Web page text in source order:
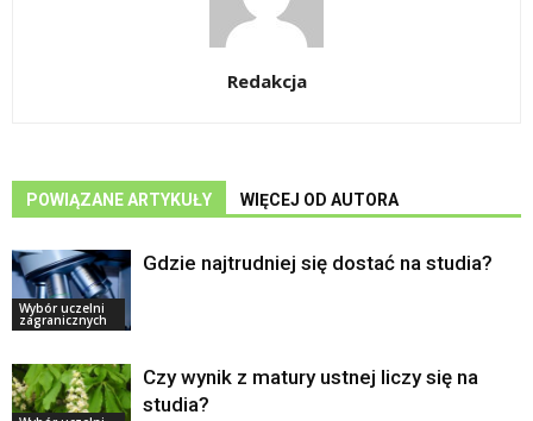
Redakcja
POWIĄZANE ARTYKUŁY WIĘCEJ OD AUTORA
Wybór uczelni
zagranicznych
Gdzie najtrudniej się dostać na studia?
Czy wynik z matury ustnej liczy się na
studia?